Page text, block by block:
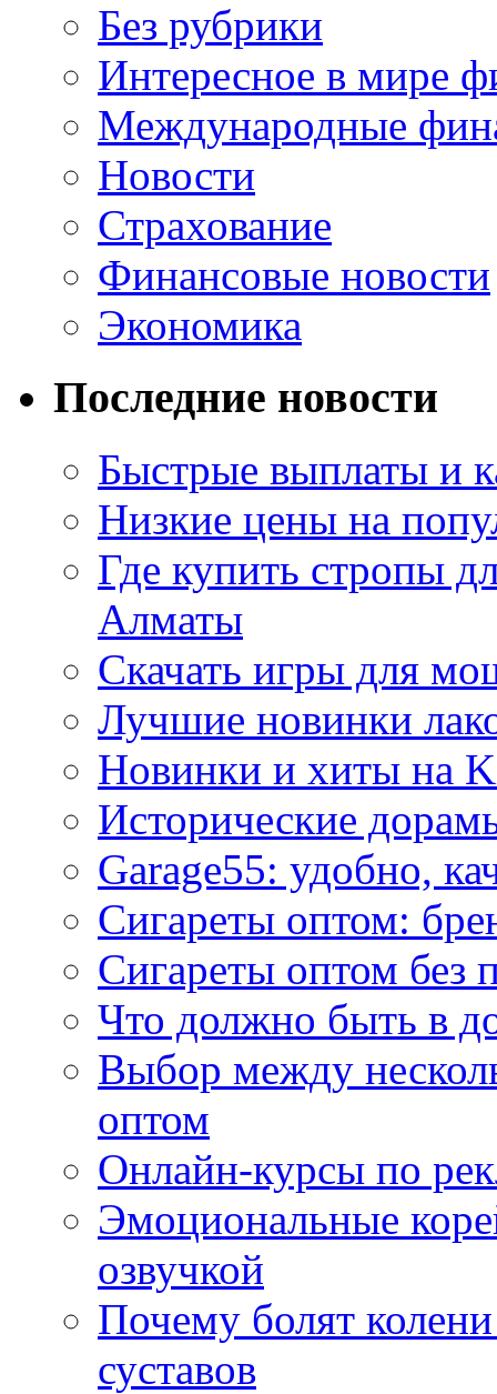
Без рубрики
Интересное в мире
Международные
Новости
Страхование
Финансовые новости
Экономика
Последние новости
Быстрые выплаты и
Низкие цены на
Где купить стропы
Алматы
Скачать игры для
Лучшие новинки
Новинки и хиты на
Исторические
Garage55: удобно,
Сигареты оптом:
Сигареты оптом без
Что должно быть в
Выбор между
оптом
Онлайн-курсы по
Эмоциональные
озвучкой
Почему болят
суставов